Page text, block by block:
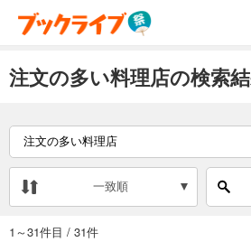
注文の多い料理店の検索
一致順
1～31件目 / 31件